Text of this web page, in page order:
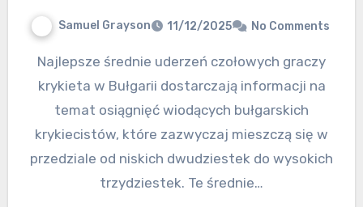
Samuel Grayson 11/12/2025 No Comments
Najlepsze średnie uderzeń czołowych graczy
krykieta w Bułgarii dostarczają informacji na
temat osiągnięć wiodących bułgarskich
krykiecistów, które zazwyczaj mieszczą się w
przedziale od niskich dwudziestek do wysokich
trzydziestek. Te średnie…